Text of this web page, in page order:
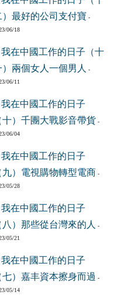
）最好的公司支付寶 -
06/18
我在中國工作的日子（十
）兩個女人一個男人
-
06/11
我在中國工作的日子
十）千團大戰影音帶貨 -
06/04
我在中國工作的日子
九）電視購物轉型電商 -
05/28
我在中國工作的日子
八）那些從台灣來的人
-
05/21
我在中國工作的日子
七）嘉丰資本擦身而過 -
05/14